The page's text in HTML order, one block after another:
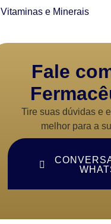
Vitaminas e Minerais
Fale
Tire suas dúvidas e
melhor para a